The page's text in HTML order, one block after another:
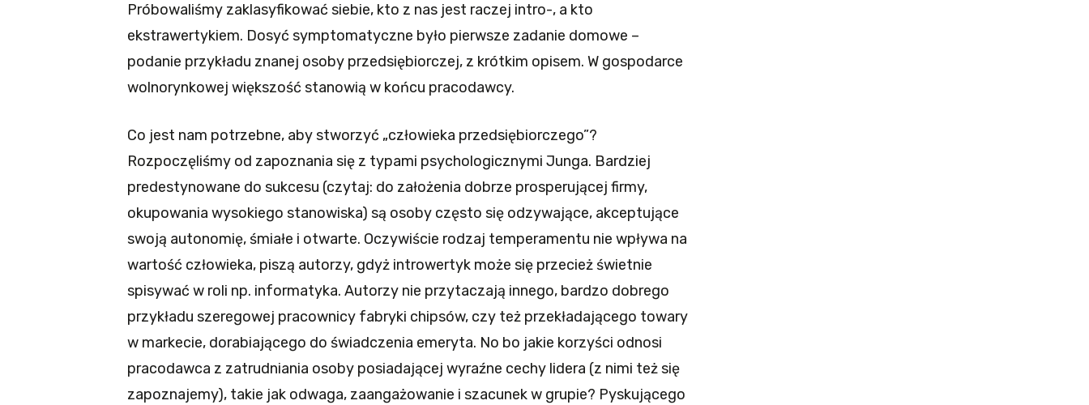
Próbowaliśmy zaklasyfikować siebie, kto z nas jest raczej intro-, a kto
ekstrawertykiem. Dosyć symptomatyczne było pierwsze zadanie domowe –
podanie przykładu znanej osoby przedsiębiorczej, z krótkim opisem. W gospodarce
wolnorynkowej większość stanowią w końcu pracodawcy.
Co jest nam potrzebne, aby stworzyć „człowieka przedsiębiorczego”?
Rozpoczęliśmy od zapoznania się z typami psychologicznymi Junga. Bardziej
predestynowane do sukcesu (czytaj: do założenia dobrze prosperującej firmy,
okupowania wysokiego stanowiska) są osoby często się odzywające, akceptujące
swoją autonomię, śmiałe i otwarte. Oczywiście rodzaj temperamentu nie wpływa na
wartość człowieka, piszą autorzy, gdyż introwertyk może się przecież świetnie
spisywać w roli np. informatyka. Autorzy nie przytaczają innego, bardzo dobrego
przykładu szeregowej pracownicy fabryki chipsów, czy też przekładającego towary
w markecie, dorabiającego do świadczenia emeryta. No bo jakie korzyści odnosi
pracodawca z zatrudniania osoby posiadającej wyraźne cechy lidera (z nimi też się
zapoznajemy), takie jak odwaga, zaangażowanie i szacunek w grupie? Pyskującego